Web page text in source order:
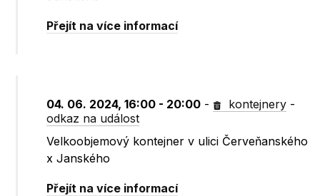
Přejít na více informací
04. 06. 2024, 16:00 - 20:00 - kontejnery -
odkaz na událost
Velkoobjemový kontejner v ulici Červeňanského
x Janského
Přejít na více informací